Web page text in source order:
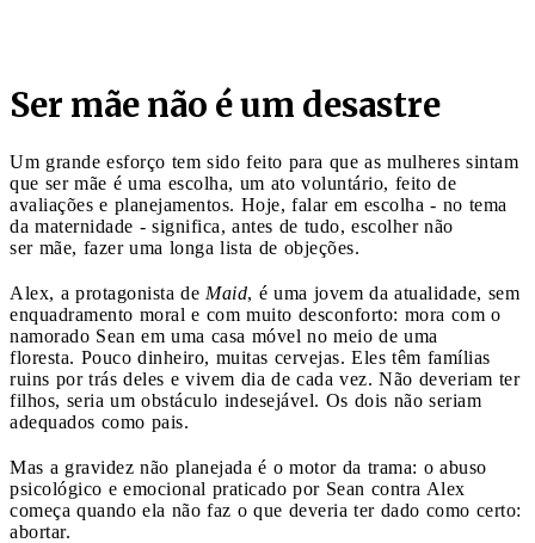
Ser mãe não é um desastre
Um grande esforço tem sido feito para que as mulheres sintam
que ser mãe é uma escolha, um ato voluntário, feito de
avaliações e planejamentos. Hoje, falar em escolha - no tema
da maternidade - significa, antes de tudo, escolher não
ser mãe, fazer uma longa lista de objeções.
Alex, a protagonista de Maid, é uma jovem da atualidade, sem
enquadramento moral e com muito desconforto: mora com o
namorado Sean em uma casa móvel no meio de uma
floresta. Pouco dinheiro, muitas cervejas. Eles têm famílias
ruins por trás deles e vivem dia de cada vez. Não deveriam ter
filhos, seria um obstáculo indesejável. Os dois não seriam
adequados como pais.
Mas a gravidez não planejada é o motor da trama: o abuso
psicológico e emocional praticado por Sean contra Alex
começa quando ela não faz o que deveria ter dado como certo:
abortar.